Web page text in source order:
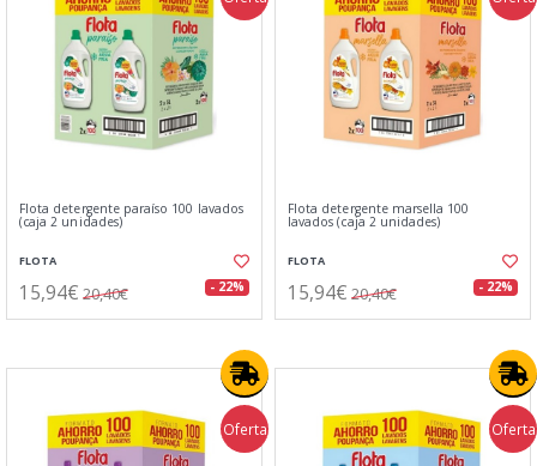
Flota detergente paraíso 100 lavados
(caja 2 unidades)
FLOTA
15,94€ 20,40€ - 22%
Flota detergente marsella 100
lavados (caja 2 unidades)
FLOTA
15,94€ 20,40€ - 22%
Oferta Oferta